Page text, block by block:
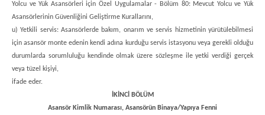
Yolcu ve Yük Asansörleri için Özel Uygulamalar - Bölüm 80: Mevcut Yolcu ve Yük
Asansörlerinin Güvenliğini Geliştirme Kurallarını,
u) Yetkili servis: Asansörlerde bakım, onarım ve servis hizmetinin yürütülebilmesi
için asansör monte edenin kendi adına kurduğu servis istasyonu veya gerekli olduğu
durumlarda sorumluluğu kendinde olmak üzere sözleşme ile yetki verdiği gerçek
veya tüzel kişiyi,
ifade eder.
İKİNCİ BÖLÜM
Asansör Kimlik Numarası, Asansörün Binaya/Yapıya Fenni